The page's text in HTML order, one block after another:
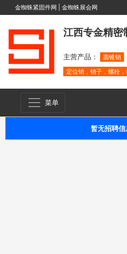
金蜘蛛紧固件网 金蜘蛛展会网
江西专金精密
主营产品： 圆锥销
定位销，销子，螺栓
菜单
暂无招聘信